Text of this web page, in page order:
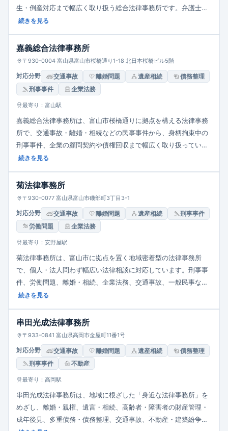
生・倒産対応まで幅広く取り扱う総合法律事務所です。弁護士歴
15年を超える経験を活かし「利益の最大化」「丁寧で分かりやす
ており、企業・個人ともに安心して相談できる体制を整えていま
続きを見る
嘉義総合法律事務所
〒930-0004 富山県富山市桜橋通り1-18 北日本桜橋ビル5階
対応分野 交通事故 離婚問題 遺産相続
債務整理
刑事事件
企業法務
最寄り：富山駅
嘉義総合法律事務所は、富山市桜橋通りに拠点を構える法律事務
所で、交通事故・離婚・相続などの民事事件から、身柄拘束中の
刑事事件、企業の顧問契約や債権回収まで幅広く取り扱っていま
す。専門用語を平易な言葉に置き換え、相談から解決まで弁護士
る」ことを目指しています。
続きを見る
菊法律事務所
〒930-0077 富山県富山市磯部町3丁目3-1
対応分野 交通事故 離婚問題 遺産相続
刑事事件
労働問題
企業法務
最寄り：安野屋駅
菊法律事務所は、富山市に拠点を置く地域密着型の法律事務所
で、個人・法人問わず幅広い法律相談に対応しています。刑事事
件、労働問題、離婚・相続、企業法務、交通事故、一般民事など
多岐にわたる分野にわたって、丁寧かつ分かりやすい説明を重視
9:00〜17:00が基本ですが、事情に応じて時間外・休日の対応も
柔軟に行っています。
続きを見る
串田光成法律事務所
〒933-0841 富山県高岡市金屋町11番1号
対応分野 交通事故 離婚問題 遺産相続
債務整理
刑事事件
不動産
最寄り：高岡駅
串田光成法律事務所は、地域に根ざした「身近な法律事務所」を
めざし、離婚・親権、遺言・相続、高齢者・障害者の財産管理・
成年後見、多重債務・債務整理、交通事故、不動産・建築紛争、